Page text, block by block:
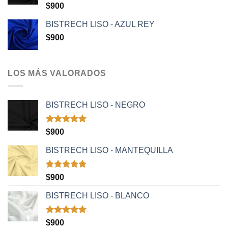
Valorado
de 5
$900
BISTRECH LISO - AZUL REY
$900
LOS MÁS VALORADOS
BISTRECH LISO - NEGRO
Valorado
de 5
$900
BISTRECH LISO - MANTEQUILLA
Valorado
de 5
$900
BISTRECH LISO - BLANCO
Valorado
$900